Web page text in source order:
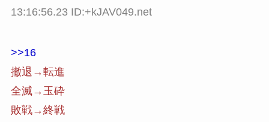
13:16:56.23 ID:+kJAV049.net
>>16
撤退→転進
全滅→玉砕
敗戦→終戦